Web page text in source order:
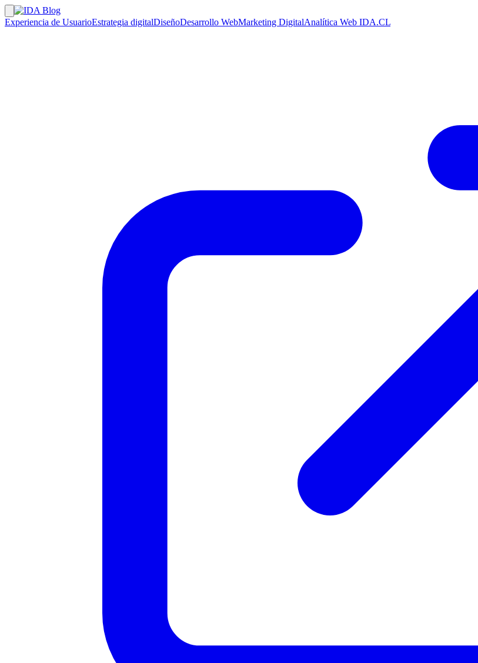
Experiencia de UsuarioEstrategia digitalDiseñoDesarrollo WebMarketing DigitalAnalítica Web IDA.CL